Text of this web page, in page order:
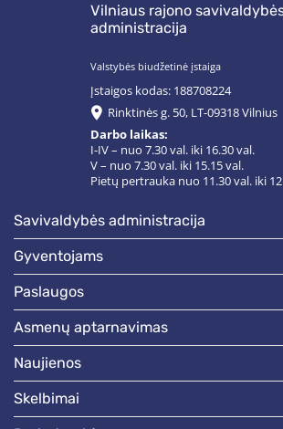
Vilniaus rajono
administracija
Valstybės biudžetinė įstaiga
Įstaigos kodas: 188708224
Rinktinės g. 50, LT-09318 Vilnius
Darbo laikas:
I-IV – nuo 7.30 val. iki 16.30 val.
V – nuo 7.30 val. iki 15.15 val.
Pietų pertrauka nuo 11.30 val. iki
savivaldybės administracija
gyventojams
paslaugos
asmenų aptarnavimas
naujienos
skelbimai